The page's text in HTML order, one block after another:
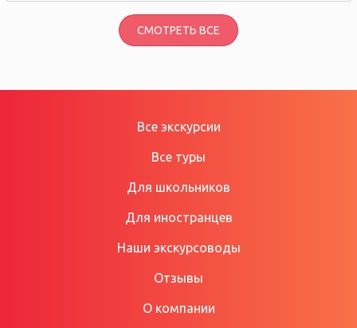
СМОТРЕТЬ ВСЕ
Все экскурсии
Все туры
Для школьников
Для иностранцев
Наши экскурсоводы
Отзывы
О компании